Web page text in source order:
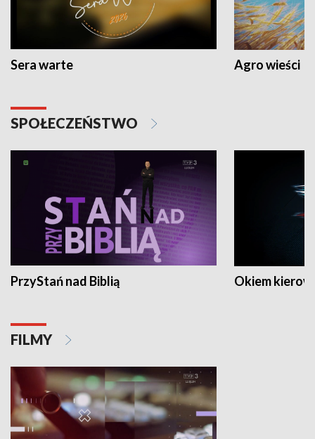
Sera warte Agro wieści
SPOŁECZEŃSTWO
PrzyStań nad Biblią Okiem
FILMY